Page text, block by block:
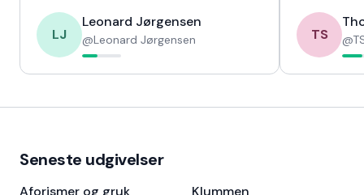
LJ
Leonard Jørgensen
@Leonard Jørgensen TS @
Seneste udgivelser
Aforismer og gruk Klummen